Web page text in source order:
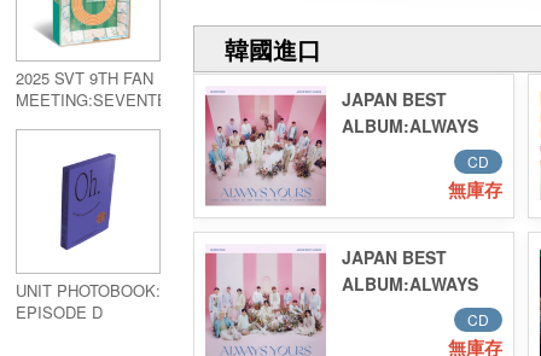
2025 SVT 9TH FAN
MEETING:SEVENTEEN
UNIT PHOTOBOOK:
EPISODE D
韓國進口
JAPAN BEST
ALBUM:ALWAYS
YOURS 【通常盤】
(2CD+24P PHOTO
CD
無庫存
JAPAN BEST
ALBUM:ALWAYS
YOURS【flash CD
無庫存